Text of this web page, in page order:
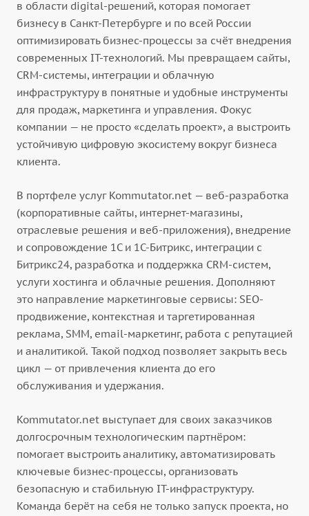
в области digital-решений, которая помогает
бизнесу в Санкт-Петербурге и по всей России
оптимизировать бизнес-процессы за счёт внедрения
современных IT-технологий. Мы превращаем сайты,
CRM-системы, интеграции и облачную
инфраструктуру в понятные и удобные инструменты
для продаж, маркетинга и управления. Фокус
компании — не просто «сделать проект», а выстроить
устойчивую цифровую экосистему вокруг бизнеса
клиента.
В портфеле услуг Kommutator.net — веб-разработка
(корпоративные сайты, интернет-магазины,
отраслевые решения и веб-приложения), внедрение
и сопровождение 1С и 1С-Битрикс, интеграции с
Битрикс24, разработка и поддержка CRM-систем,
услуги хостинга и облачные решения. Дополняют
это направление маркетинговые сервисы: SEO-
продвижение, контекстная и таргетированная
реклама, SMM, email-маркетинг, работа с репутацией
и аналитикой. Такой подход позволяет закрыть весь
цикл — от привлечения клиента до его
обслуживания и удержания.
Kommutator.net выступает для своих заказчиков
долгосрочным технологическим партнёром:
помогает выстроить аналитику, автоматизировать
ключевые бизнес-процессы, организовать
безопасную и стабильную IT-инфраструктуру.
Команда берёт на себя не только запуск проекта, но